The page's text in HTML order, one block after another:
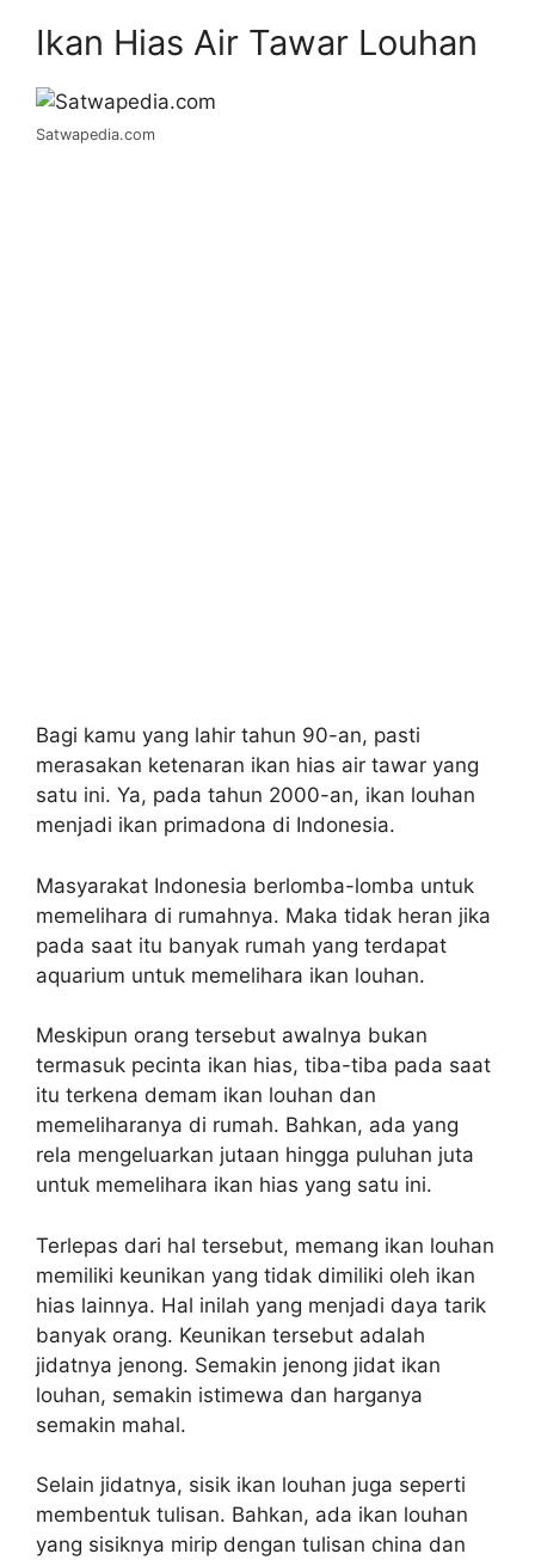
Ikan Hias Air Tawar Louhan
Satwapedia.com
Bagi kamu yang lahir tahun 90-an, pasti
merasakan ketenaran ikan hias air tawar yang
satu ini. Ya, pada tahun 2000-an, ikan louhan
menjadi ikan primadona di Indonesia.
Masyarakat Indonesia berlomba-lomba untuk
memelihara di rumahnya. Maka tidak heran jika
pada saat itu banyak rumah yang terdapat
aquarium untuk memelihara ikan louhan.
Meskipun orang tersebut awalnya bukan
termasuk pecinta ikan hias, tiba-tiba pada saat
itu terkena demam ikan louhan dan
memeliharanya di rumah. Bahkan, ada yang
rela mengeluarkan jutaan hingga puluhan juta
untuk memelihara ikan hias yang satu ini.
Terlepas dari hal tersebut, memang ikan louhan
memiliki keunikan yang tidak dimiliki oleh ikan
hias lainnya. Hal inilah yang menjadi daya tarik
banyak orang. Keunikan tersebut adalah
jidatnya jenong. Semakin jenong jidat ikan
louhan, semakin istimewa dan harganya
semakin mahal.
Selain jidatnya, sisik ikan louhan juga seperti
membentuk tulisan. Bahkan, ada ikan louhan
yang sisiknya mirip dengan tulisan china dan